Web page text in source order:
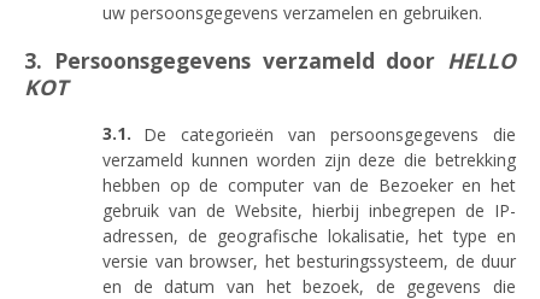
uw persoonsgegevens verzamelen en gebruiken.
3. Persoonsgegevens verzameld door HELLO
KOT
De categorieën van persoonsgegevens die
verzameld kunnen worden zijn deze die betrekking
hebben op de computer van de Bezoeker en het
gebruik van de Website, hierbij inbegrepen de IP-
adressen, de geografische lokalisatie, het type en
versie van browser, het besturingssysteem, de duur
en de datum van het bezoek, de gegevens die